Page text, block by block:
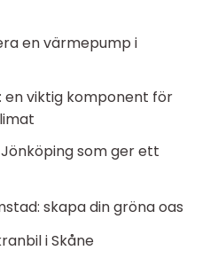
en värmepump i
en viktig komponent för
som ger ett
skapa din gröna oas
i Skåne